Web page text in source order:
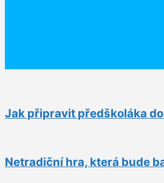
Jak připravit předškoláka
Netradiční hra, která bude